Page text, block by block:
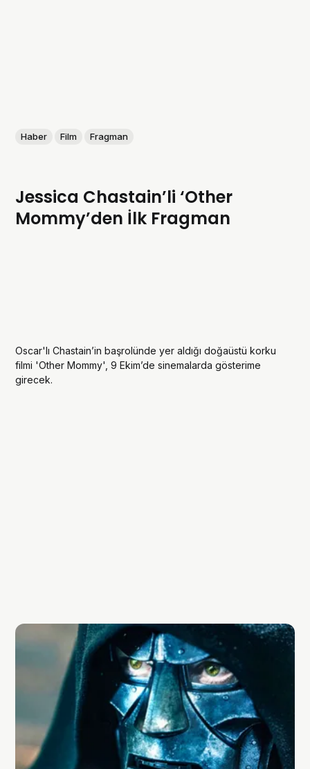
Haber Film Fragman
Jessica Chastain’li ‘Other
Mommy’den İlk Fragman
Oscar'lı Chastain’in başrolünde yer aldığı doğaüstü korku
filmi 'Other Mommy', 9 Ekim’de sinemalarda gösterime
girecek.